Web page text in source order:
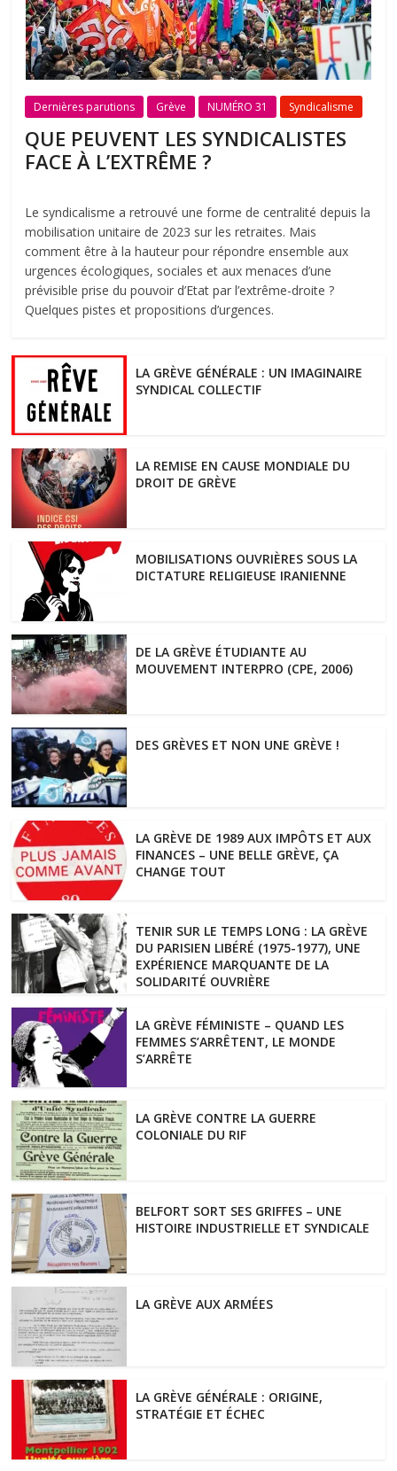
Dernières parutions Grève NUMÉRO 31 Syndicalisme
QUE PEUVENT LES SYNDICALISTES
FACE À L’EXTRÊME ?
Le syndicalisme a retrouvé une forme de centralité depuis la
mobilisation unitaire de 2023 sur les retraites. Mais
comment être à la hauteur pour répondre ensemble aux
urgences écologiques, sociales et aux menaces d’une
prévisible prise du pouvoir d’Etat par l’extrême-droite ?
Quelques pistes et propositions d’urgences.
LA GRÈVE GÉNÉRALE : UN IMAGINAIRE
SYNDICAL COLLECTIF
LA REMISE EN CAUSE MONDIALE DU
DROIT DE GRÈVE
MOBILISATIONS OUVRIÈRES SOUS LA
DICTATURE RELIGIEUSE IRANIENNE
DE LA GRÈVE ÉTUDIANTE AU
MOUVEMENT INTERPRO (CPE, 2006)
DES GRÈVES ET NON UNE GRÈVE !
LA GRÈVE DE 1989 AUX IMPÔTS ET AUX
FINANCES – UNE BELLE GRÈVE, ÇA
CHANGE TOUT
TENIR SUR LE TEMPS LONG : LA GRÈVE
DU PARISIEN LIBÉRÉ (1975-1977), UNE
EXPÉRIENCE MARQUANTE DE LA
SOLIDARITÉ OUVRIÈRE
LA GRÈVE FÉMINISTE – QUAND LES
FEMMES S’ARRÊTENT, LE MONDE
S’ARRÊTE
LA GRÈVE CONTRE LA GUERRE
COLONIALE DU RIF
BELFORT SORT SES GRIFFES – UNE
HISTOIRE INDUSTRIELLE ET SYNDICALE
LA GRÈVE AUX ARMÉES
LA GRÈVE GÉNÉRALE : ORIGINE,
STRATÉGIE ET ÉCHEC